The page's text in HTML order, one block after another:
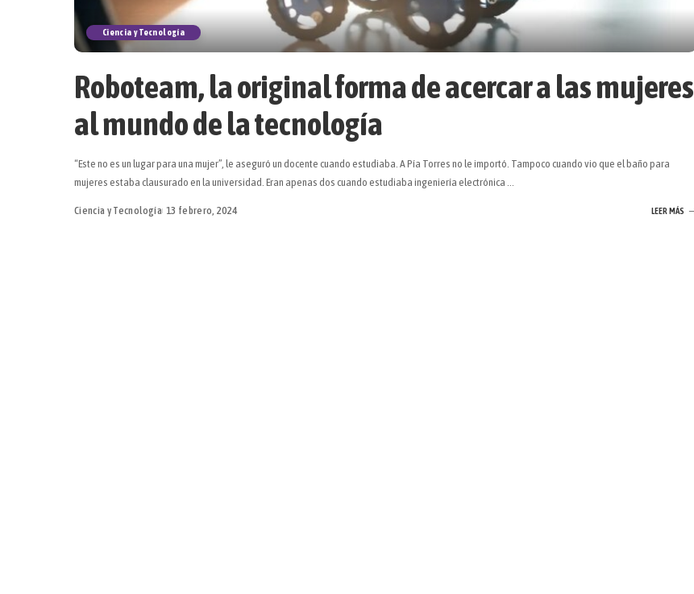
Ciencia y Tecnología
Roboteam, la original forma de acercar a las mujeres
al mundo de la tecnología
“Este no es un lugar para una mujer”, le aseguró un docente cuando estudiaba. A Pía Torres no le importó. Tampoco cuando vio que el baño para
mujeres estaba clausurado en la universidad. Eran apenas dos cuando estudiaba ingeniería electrónica ...
Ciencia y Tecnología 13 febrero, 2024 LEER MÁS